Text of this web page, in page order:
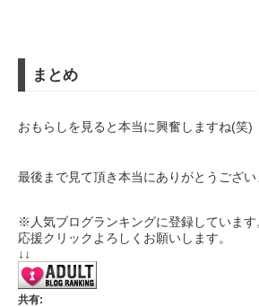
まとめ
おもらしを見ると本当に興奮しますね(笑)
最後まで見て頂き本当にありがとうござい
※人気ブログランキングに登録しています
応援クリックよろしくお願いします。
↓↓
共有: